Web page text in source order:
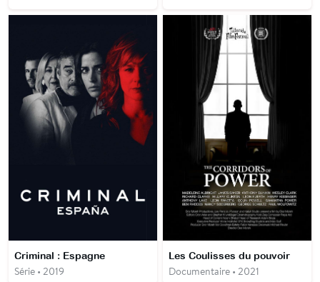
Criminal : Espagne
Série • 2019
Les Coulisses du pouvoir
Documentaire • 2021